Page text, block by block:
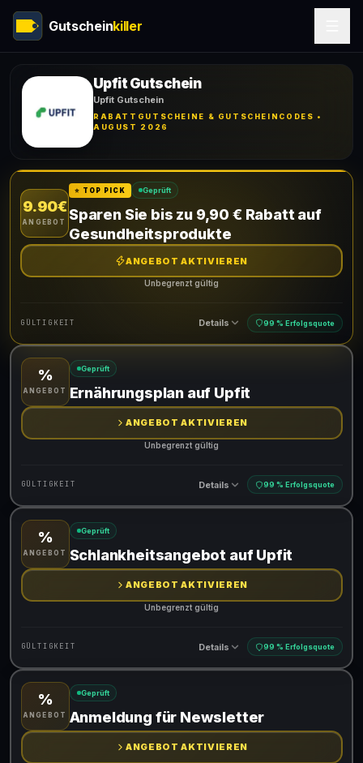
Gutscheinkiller
Upfit Gutschein
Upfit Gutschein
RABATTGUTSCHEINE & GUTSCHEINCODES •
AUGUST 2026
9.90€
ANGEBOT
⭐ TOP PICK Geprüft
Sparen Sie bis zu 9,90 € Rabatt auf
Gesundheitsprodukte
ANGEBOT AKTIVIEREN
Unbegrenzt gültig
GÜLTIGKEIT Details 99 % Erfolgsquote
Gültig für teilnehmende Produkte
%
ANGEBOT
Geprüft
Ernährungsplan auf Upfit
ANGEBOT AKTIVIEREN
Unbegrenzt gültig
GÜLTIGKEIT Details 99 % Erfolgsquote
Gültig für teilnehmende Produkte
%
ANGEBOT
Geprüft
Schlankheitsangebot auf Upfit
ANGEBOT AKTIVIEREN
Unbegrenzt gültig
GÜLTIGKEIT Details 99 % Erfolgsquote
Gültig für teilnehmende Produkte
%
ANGEBOT
Geprüft
Anmeldung für Newsletter
ANGEBOT AKTIVIEREN